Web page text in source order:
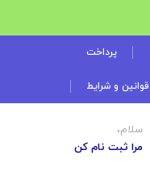
پرداخت
قوانین و شرایط
سلام،
مرا ثبت نام کن